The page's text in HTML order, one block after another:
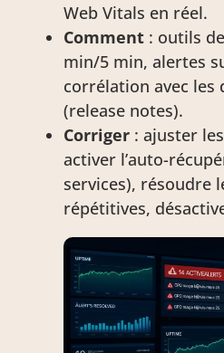
Web Vitals en réel.
Comment : outils
min/5 min, alertes
corrélation avec les
(release notes).
Corriger : ajuster
activer l’auto-
services), résoudre
répétitives,